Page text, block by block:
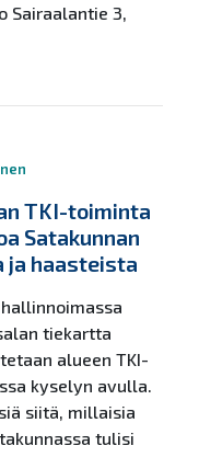
Sairaalantie 3,
TKI-toiminta
Satakunnan
ja haasteista
tiekartta
alueen TKI-
kyselyn avulla.
siitä, millaisia
tulisi